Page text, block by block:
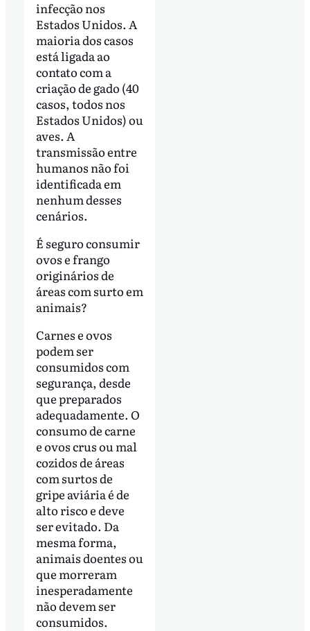
infecção nos
Estados Unidos. A
maioria dos casos
está ligada ao
contato com a
criação de gado (40
casos, todos nos
Estados Unidos) ou
aves. A
transmissão entre
humanos não foi
identificada em
nenhum desses
cenários.
É seguro consumir
ovos e frango
originários de
áreas com surto em
animais?
Carnes e ovos
podem ser
consumidos com
segurança, desde
que preparados
adequadamente. O
consumo de carne
e ovos crus ou mal
cozidos de áreas
com surtos de
gripe aviária é de
alto risco e deve
ser evitado. Da
mesma forma,
animais doentes ou
que morreram
inesperadamente
não devem ser
consumidos.